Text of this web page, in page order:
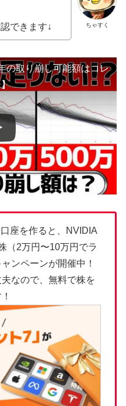
ちゃすく
できます↓
の取り崩し可能額はコレ
座を作ると、NVIDIA
（2万円〜10万円でラ
ンペーンが開催中！
なので、無料で株を